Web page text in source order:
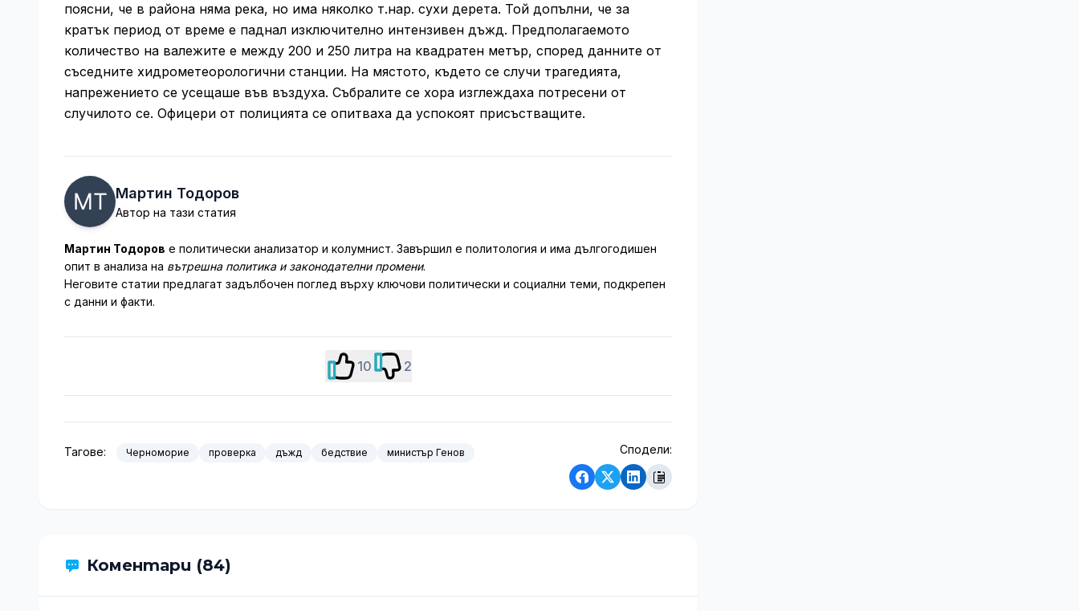
поясни, че в района няма река, но има няколко т.нар. сухи дерета. Той допълни, че за
кратък период от време е паднал изключително интензивен дъжд. Предполагаемото
количество на валежите е между 200 и 250 литра на квадратен метър, според данните от
съседните хидрометеорологични станции. На мястото, където се случи трагедията,
напрежението се усещаше във въздуха. Събралите се хора изглеждаха потресени от
случилото се. Офицери от полицията се опитваха да успокоят присъстващите.
Мартин Тодоров
Автор на тази статия
Мартин Тодоров е политически анализатор и колумнист. Завършил е политология и има дългогодишен
опит в анализа на вътрешна политика и законодателни промени.
Неговите статии предлагат задълбочен поглед върху ключови политически и социални теми, подкрепен
с данни и факти.
10 2
Тагове: Черноморие проверка дъжд бедствие министър Генов Сподели:
Коментари (84)